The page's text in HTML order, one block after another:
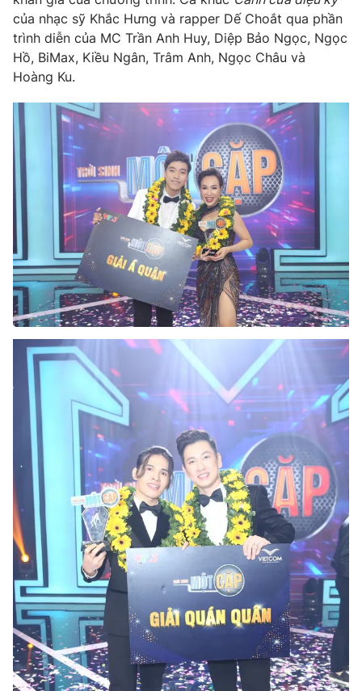
của nhạc sỹ Khắc Hưng và rapper Dế Choắt qua phần
trình diễn của MC Trần Anh Huy, Diệp Bảo Ngọc, Ngọc
Hồ, BiMax, Kiều Ngân, Trâm Anh, Ngọc Châu và
Hoàng Ku.